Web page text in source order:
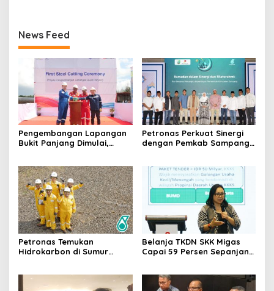
News Feed
Pengembangan Lapangan
Bukit Panjang Dimulai,
Petronas Perkuat Sinergi
dengan Pemkab Sampang
Petronas Temukan
Hidrokarbon di Sumur
Belanja TKDN SKK Migas
Capai 59 Persen Sepanjang